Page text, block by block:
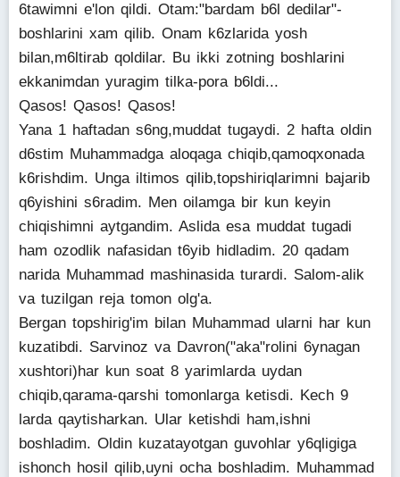
6tawimni e'lon qildi. Otam:"bardam b6l dedilar"-
boshlarini xam qilib. Onam k6zlarida yosh
bilan,m6ltirab qoldilar. Bu ikki zotning boshlarini
ekkanimdan yuragim tilka-pora b6ldi...
Qasos! Qasos! Qasos!
Yana 1 haftadan s6ng,muddat tugaydi. 2 hafta oldin
d6stim Muhammadga aloqaga chiqib,qamoqxonada
k6rishdim. Unga iltimos qilib,topshiriqlarimni bajarib
q6yishini s6radim. Men oilamga bir kun keyin
chiqishimni aytgandim. Aslida esa muddat tugadi
ham ozodlik nafasidan t6yib hidladim. 20 qadam
narida Muhammad mashinasida turardi. Salom-alik
va tuzilgan reja tomon olg'a.
Bergan topshirig'im bilan Muhammad ularni har kun
kuzatibdi. Sarvinoz va Davron("aka"rolini 6ynagan
xushtori)har kun soat 8 yarimlarda uydan
chiqib,qarama-qarshi tomonlarga ketisdi. Kech 9
larda qaytisharkan. Ular ketishdi ham,ishni
boshladim. Oldin kuzatayotgan guvohlar y6qligiga
ishonch hosil qilib,uyni ocha boshladim. Muhammad